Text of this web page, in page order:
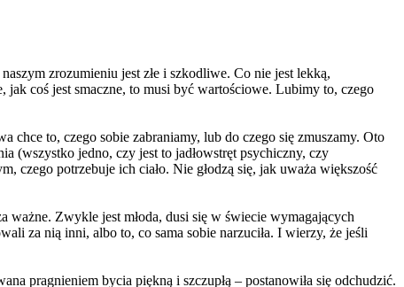
zrozumieniu jest złe i szkodliwe. Co nie jest lekką,
coś jest smaczne, to musi być wartościowe. Lubimy to, czego
chce to, czego sobie zabraniamy, lub do czego się zmuszamy. Oto
(wszystko jedno, czy jest to jadłowstręt psychiczny, czy
czego potrzebuje ich ciało. Nie głodzą się, jak uważa większość
ważne. Zwykle jest młoda, dusi się w świecie wymagających
za nią inni, albo to, co sama sobie narzuciła. I wierzy, że jeśli
pragnieniem bycia piękną i szczupłą – postanowiła się odchudzić.